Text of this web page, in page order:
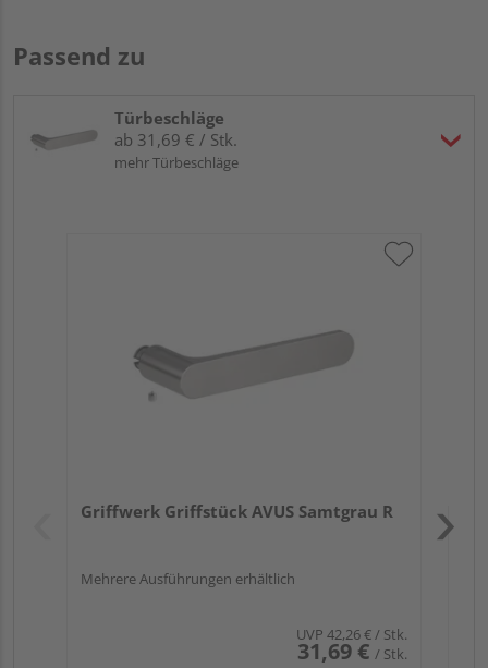
Passend zu
Türbeschläge
ab 31,69 € / Stk.
mehr Türbeschläge
Griffwerk Griffstück AVUS Samtgrau R
Mehrere Ausführungen erhältlich
UVP 42,26 €/ Stk.
31,69 € / Stk.